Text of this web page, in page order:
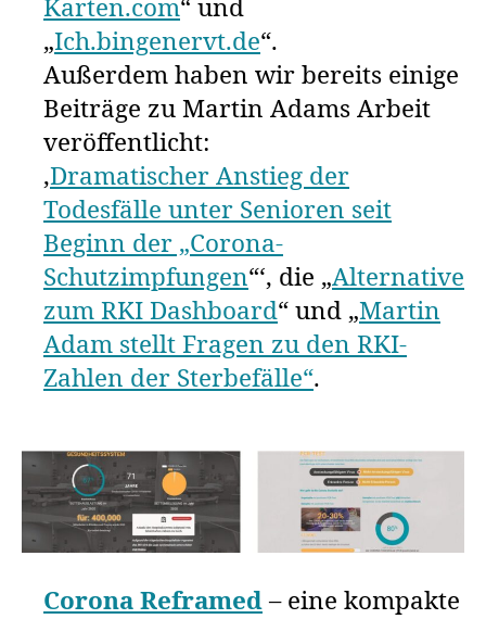
Karten.com“ und
„Ich.bingenervt.de“.
Außerdem haben wir bereits einige
Beiträge zu Martin Adams Arbeit
veröffentlicht:
‚Dramatischer Anstieg der
Todesfälle unter Senioren seit
Beginn der „Corona-
Schutzimpfungen“‘, die „Alternative
zum RKI Dashboard“ und „Martin
Adam stellt Fragen zu den RKI-
Zahlen der Sterbefälle“.
Corona Reframed– eine kompakte